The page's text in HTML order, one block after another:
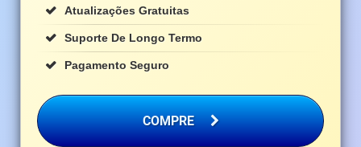
Atualizações Gratuitas
Suporte De Longo Termo
Pagamento Seguro
COMPRE